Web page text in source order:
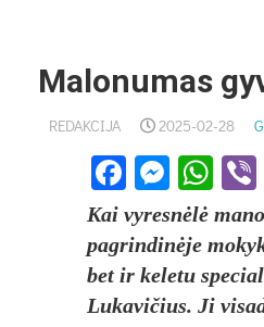
Malonumas
REDAKCIJA 2025-02-28
Kai vyresnėlė
pagrindinėje
bet ir keletu
Lukavičius. Ji